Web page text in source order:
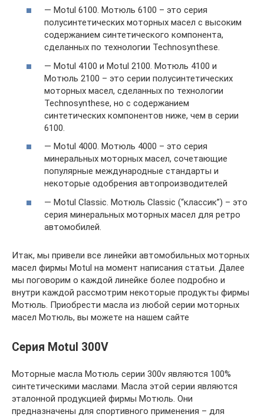
— Motul 6100. Мотюль 6100 – это серия
полусинтетических моторных масел с высоким
содержанием синтетического компонента,
сделанных по технологии Technosynthese.
— Motul 4100 и Motul 2100. Мотюль 4100 и
Мотюль 2100 – это серии полусинтетических
моторных масел, сделанных по технологии
Technosynthese, но с содержанием
синтетических компонентов ниже, чем в серии
6100.
— Motul 4000. Мотюль 4000 – это серия
минеральных моторных масел, сочетающие
популярные международные стандарты и
некоторые одобрения автопроизводителей
— Motul Classic. Мотюль Classic (“классик”) – это
серия минеральных моторных масел для ретро
автомобилей.
Итак, мы привели все линейки автомобильных моторных
масел фирмы Motul на момент написания статьи. Далее
мы поговорим о каждой линейке более подробно и
внутри каждой рассмотрим некоторые продукты фирмы
Мотюль. Приобрести масла из любой серии моторных
масел Мотюль, вы можете на нашем сайте
Серия Motul 300V
Моторные масла Мотюль серии 300v являются 100%
синтетическими маслами. Масла этой серии являются
эталонной продукцией фирмы Мотюль. Они
предназначены для спортивного применения – для